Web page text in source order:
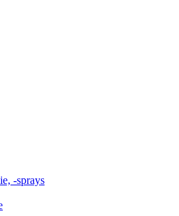
-sprays